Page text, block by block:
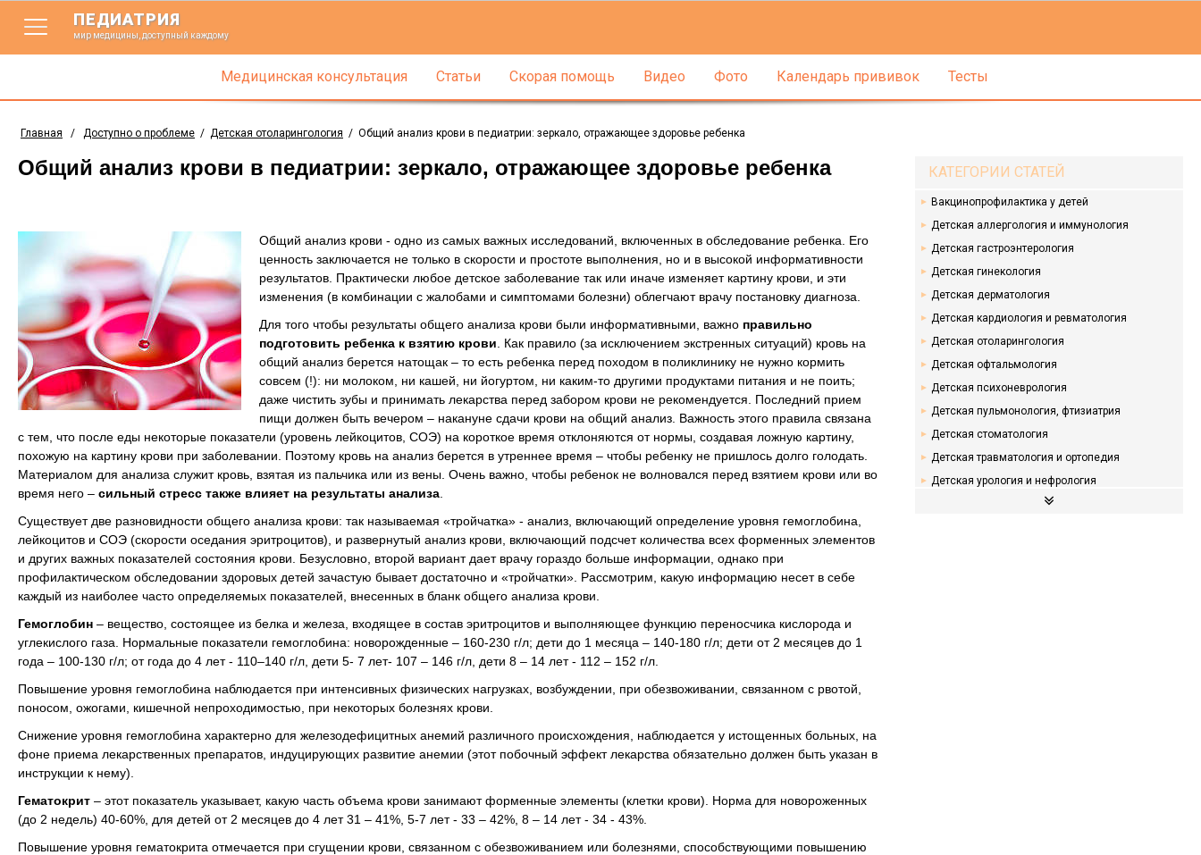
ПЕДИАТРИЯ
мир медицины, доступный каждому
Медицинская консультация Статьи Скорая помощь Видео Фото Календарь прививок Тесты
Главная / Доступно о проблеме / Детская отоларингология / Общий анализ крови в педиатрии: зеркало, отражающее здоровье ребенка
Общий анализ крови в педиатрии: зеркало, отражающее здоровье ребенка
Общий анализ крови - одно из самых важных исследований, включенных в обследование ребенка. Его
ценность заключается не только в скорости и простоте выполнения, но и в высокой информативности
результатов. Практически любое детское заболевание так или иначе изменяет картину крови, и эти
изменения (в комбинации с жалобами и симптомами болезни) облегчают врачу постановку диагноза.
Для того чтобы результаты общего анализа крови были информативными, важно правильно
подготовить ребенка к взятию крови . Как правило (за исключением экстренных ситуаций) кровь на
общий анализ берется натощак – то есть ребенка перед походом в поликлинику не нужно кормить
совсем (!): ни молоком, ни кашей, ни йогуртом, ни каким-то другими продуктами питания и не поить;
даже чистить зубы и принимать лекарства перед забором крови не рекомендуется. Последний прием
пищи должен быть вечером – накануне сдачи крови на общий анализ. Важность этого правила связана
с тем, что после еды некоторые показатели (уровень лейкоцитов, СОЭ) на короткое время отклоняются от нормы, создавая ложную картину,
похожую на картину крови при заболевании. Поэтому кровь на анализ берется в утреннее время – чтобы ребенку не пришлось долго голодать.
Материалом для анализа служит кровь, взятая из пальчика или из вены. Очень важно, чтобы ребенок не волновался перед взятием крови или во
время него – сильный стресс также влияет на результаты анализа
Существует две разновидности общего анализа крови: так называемая «тройчатка» - анализ, включающий определение уровня гемоглобина,
лейкоцитов и СОЭ (скорости оседания эритроцитов), и развернутый анализ крови, включающий подсчет количества всех форменных элементов
и других важных показателей состояния крови. Безусловно, второй вариант дает врачу гораздо больше информации, однако при
профилактическом обследовании здоровых детей зачастую бывает достаточно и «тройчатки». Рассмотрим, какую информацию несет в себе
каждый из наиболее часто определяемых показателей, внесенных в бланк общего анализа крови.
Гемоглобин – вещество, состоящее из белка и железа, входящее в состав эритроцитов и выполняющее функцию переносчика кислорода и
углекислого газа. Нормальные показатели гемоглобина: новорожденные – 160-230 г/л; дети до 1 месяца – 140-180 г/л; дети от 2 месяцев до 1
года – 100-130 г/л; от года до 4 лет - 110–140 г/л, дети 5- 7 лет- 107 – 146 г/л, дети 8 – 14 лет - 112 – 152 г/л.
Повышение уровня гемоглобина наблюдается при интенсивных физических нагрузках, возбуждении, при обезвоживании, связанном с рвотой,
поносом, ожогами, кишечной непроходимостью, при некоторых болезнях крови.
Снижение уровня гемоглобина характерно для железодефицитных анемий различного происхождения, наблюдается у истощенных больных, на
фоне приема лекарственных препаратов, индуцирующих развитие анемии (этот побочный эффект лекарства обязательно должен быть указан в
инструкции к нему).
Гематокрит – этот показатель указывает, какую часть объема крови занимают форменные элементы (клетки крови). Норма для новороженных
(до 2 недель) 40-60%, для детей от 2 месяцев до 4 лет 31 – 41%, 5-7 лет - 33 – 42%, 8 – 14 лет - 34 - 43%.
Повышение уровня гематокрита отмечается при сгущении крови, связанном с обезвоживанием или болезнями, способствующими повышению
КАТЕГОРИИ СТАТЕЙ
Вакцинопрофилактика у детей
Детская аллергология и иммунология
Детская гастроэнтерология
Детская гинекология
Детская дерматология
Детская кардиология и ревматология
Детская отоларингология
Детская офтальмология
Детская психоневрология
Детская пульмонология, фтизиатрия
Детская стоматология
Детская травматология и ортопедия
Детская урология и нефрология